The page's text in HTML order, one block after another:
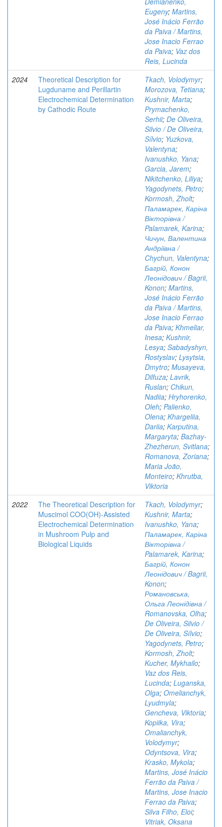
Eugeny; Martins,
José Inácio Ferrão
da Paiva / Martins,
Jose Inacio Ferrao
da Paiva; Vaz dos
Reis, Lucinda
2024
Theoretical Description for
Lugduname and Perillartin
Electrochemical Determination
by Cathodic Route
Tkach, Volodymyr;
Morozova, Tetiana;
Kushnir, Marta;
Prymachenko,
Serhii; De Oliveira,
Silvio / De Oliveira,
Sílvio; Yuzkova,
Valentyna;
Ivanushko, Yana;
Garcia, Jarem;
Nikitchenko, Liliya;
Yagodynets, Petro;
Kormosh, Zholt;
Паламарек, Каріна
Вікторівна /
Palamarek, Karina;
Чичун, Валентина
Андріївна /
Chychun, Valentyna;
Багрій, Конон
Леонідович / Bagrii,
Konon; Martins,
José Inácio Ferrão
da Paiva / Martins,
Jose Inacio Ferrao
da Paiva; Khmeliar,
Inesa; Kushnir,
Lesya; Sabadyshyn,
Rostyslav; Lysytsia,
Dmytro; Musayeva,
Dilfuza; Lavrik,
Ruslan; Chikun,
Nadiia; Hryhorenko,
Oleh; Palienko,
Olena; Khargeliia,
Dariia; Karputina,
Margaryta; Bazhay-
Zhezherun, Svitlana;
Romanova, Zoriana;
Maria João,
Monteiro; Khrutba,
Viktoria
2022
The Theoretical Description for
Muscimol COO(OH)-Assisted
Electrochemical Determination
in Mushroom Pulp and
Biological Liquids
Tkach, Volodymyr;
Kushnir, Marta;
Ivanushko, Yana;
Паламарек, Каріна
Вікторівна /
Palamarek, Karina;
Багрій, Конон
Леонідович / Bagrii,
Konon;
Романовська,
Ольга Леонідівна /
Romanovska, Olha;
De Oliveira, Silvio /
De Oliveira, Sílvio;
Yagodynets, Petro;
Kormosh, Zholt;
Kucher, Mykhailo;
Vaz dos Reis,
Lucinda; Luganska,
Olga; Omelianchyk,
Lyudmyla;
Gencheva, Viktoria;
Kopiika, Vira;
Omalianchyk,
Volodymyr;
Odyntsova, Vira;
Krasko, Mykola;
Martins, José Inácio
Ferrão da Paiva /
Martins, Jose Inacio
Ferrao da Paiva;
Silva Filho, Eloi;
Vitriak, Oksana